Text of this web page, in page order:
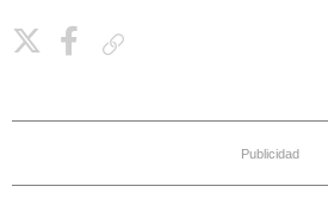
Publicidad